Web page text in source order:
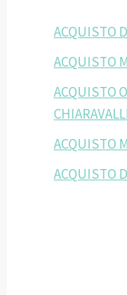
ACQUISTO
ACQUISTO
ACQUISTO
ACQUISTO
ACQUISTO